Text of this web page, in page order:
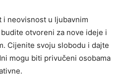
neovisnost u ljubavnim
otvoreni za nove ideje i
Cijenite svoju slobodu i dajte
mogu biti privučeni osobama